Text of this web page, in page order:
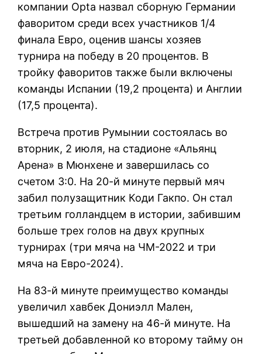
компании Opta назвал сборную Германии
фаворитом среди всех участников 1/4
финала Евро, оценив шансы хозяев
турнира на победу в 20 процентов. В
тройку фаворитов также были включены
команды Испании (19,2 процента) и Англии
(17,5 процента).
Встреча против Румынии состоялась во
вторник, 2 июля, на стадионе «Альянц
Арена» в Мюнхене и завершилась со
счетом 3:0. На 20-й минуте первый мяч
забил полузащитник Коди Гакпо. Он стал
третьим голландцем в истории, забившим
больше трех голов на двух крупных
турнирах (три мяча на ЧМ-2022 и три
мяча на Евро-2024).
На 83-й минуте преимущество команды
увеличил хавбек Дониэлл Мален,
вышедший на замену на 46-й минуте. На
третьей добавленной ко второму тайму он